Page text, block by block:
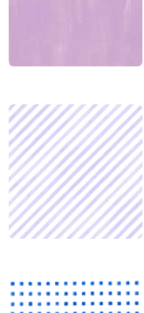
小松易さん
け」セミナー
１分間、美
オルゴール療
「初詣」も
が吉。「年
お寺を浄化
ました。